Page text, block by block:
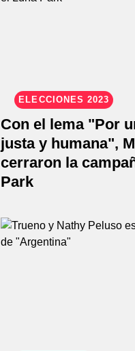
ELECCIONES 2023
Con el lema "Por
justa y humana",
cerraron la
Park